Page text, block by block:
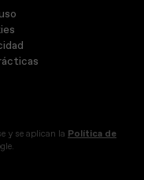
y se aplican la Política de